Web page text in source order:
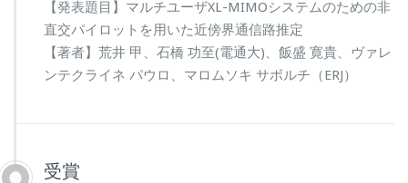
【発表題目】マルチユーザXL-MIMOシステムのための非
直交パイロットを用いた近傍界通信路推定
【著者】荒井 甲、石橋 功至(電通大)、飯盛 寛貴、ヴァレ
ンテクライネ パウロ、マロムソキ サボルチ（ERJ）
受賞